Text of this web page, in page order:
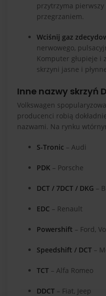
przytrzyma
przegrzaniem.
Wciśnij gaz
nerwowego,
Komputer głupieje i
skrzyni jasne i
Inne nazwy skrzyń
Volkswagen
producenci robią
nazwami. Na rynku
S-Tronic – Audi
PDK – Porsche
DCT / 7DCT / DKG –
EDC – Renault
Powershift – Ford,
Speedshift / DCT –
TCT – Alfa Romeo
DDCT – Fiat, Jeep